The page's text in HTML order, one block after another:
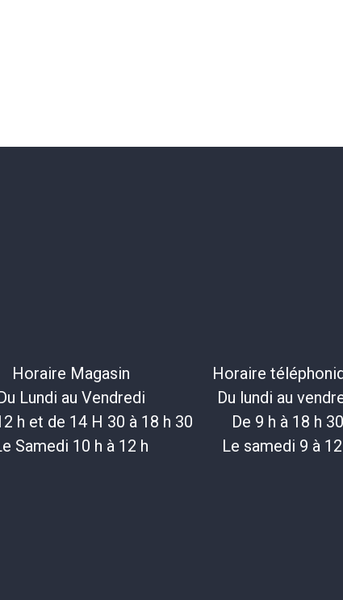
Horaire Magasin
Lundi au Vendredi
h et de 14 H 30 à 18 h 30
Samedi 10 h à 12 h
Horaire
Du lundi au
De 9 h à 18 h
Le samedi 9 à